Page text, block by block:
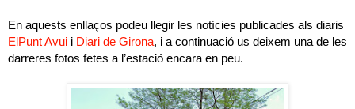
En aquests enllaços podeu llegir les notícies publicades als diaris
ElPunt Avui i Diari de Girona, i a continuació us deixem una de les
darreres fotos fetes a l’estació encara en peu.